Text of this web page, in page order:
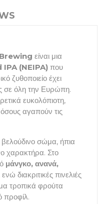
είναι μια
(NEIPA) που
ζυθοποιείο έχει
σε όλη την Ευρώπη.
ευκολόπιοτη,
όσους αγαπούν τις
βελούδινο σώμα, ήπια
χαρακτήρα. Στο
μάνγκο, ανανά,
ενώ διακριτικές πινελιές
τροπικά φρούτα
προφίλ.